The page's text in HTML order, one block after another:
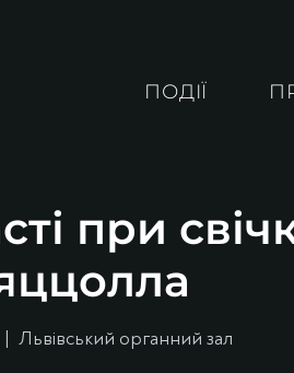
ПОДІЇ
при
|
Львівський органний зал